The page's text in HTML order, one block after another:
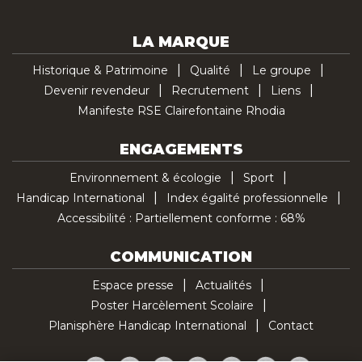
LA MARQUE
Historique & Patrimoine Qualité
Le groupe
Devenir revendeur
Recrutement
Liens
Manifeste RSE Clairefontaine Rhodia
ENGAGEMENTS
Environnement & écologie
Sport
Handicap International
Index égalité professionnelle
Accessibilité : Partiellement conforme : 68%
COMMUNICATION
Espace presse
Actualités
Poster Harcèlement Scolaire
Planisphère Handicap International
Contact